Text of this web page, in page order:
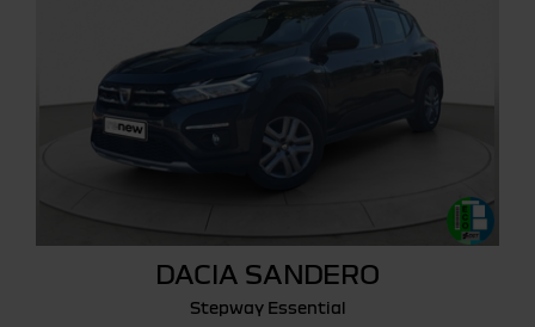
DACIA SANDERO
Stepway Essential